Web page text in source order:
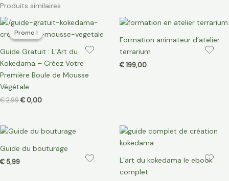
Produits similaires
Promo !
Promo !
Guide Gratuit : L’Art du
Kokedama – Créez Votre
Première Boule de Mousse
Végétale
€2,99
Le
initial
était :
€ 2,99.
€0,00
Le
actuel
€ 0,00.
Formation animateur d’atelier
terrarium
€199,00
Guide du bouturage
€ 5,99
L’art du kokedama le ebook
complet